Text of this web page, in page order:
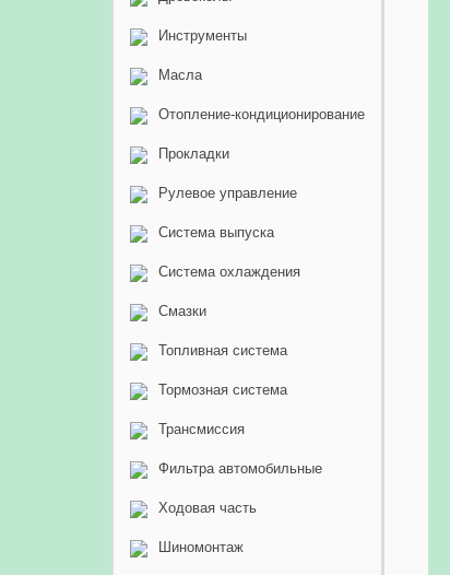
Инструменты
Масла
Отопление-кондиционирование
Прокладки
Рулевое управление
Система выпуска
Система охлаждения
Смазки
Топливная система
Тормозная система
Трансмиссия
Фильтра автомобильные
Ходовая часть
Шиномонтаж